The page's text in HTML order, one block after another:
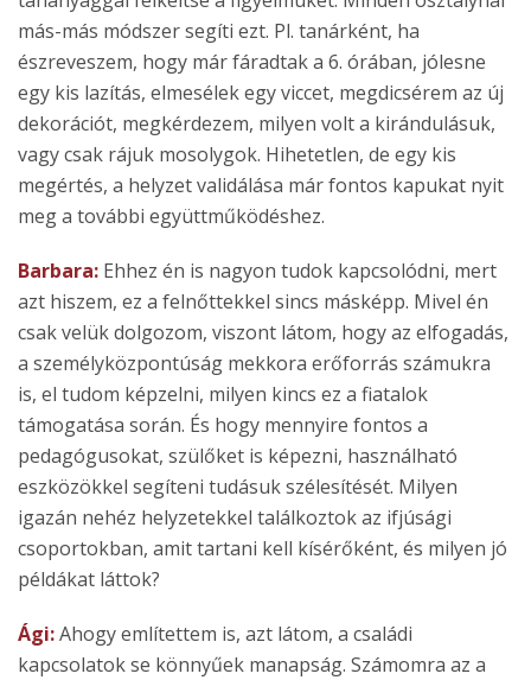
más-más módszer segíti ezt. Pl. tanárként, ha
észreveszem, hogy már fáradtak a 6. órában, jólesne
egy kis lazítás, elmesélek egy viccet, megdicsérem az új
dekorációt, megkérdezem, milyen volt a kirándulásuk,
vagy csak rájuk mosolygok. Hihetetlen, de egy kis
megértés, a helyzet validálása már fontos kapukat nyit
meg a további együttműködéshez.
Barbara: Ehhez én is nagyon tudok kapcsolódni, mert
azt hiszem, ez a felnőttekkel sincs másképp. Mivel én
csak velük dolgozom, viszont látom, hogy az elfogadás,
a személyközpontúság mekkora erőforrás számukra
is, el tudom képzelni, milyen kincs ez a fiatalok
támogatása során. És hogy mennyire fontos a
pedagógusokat, szülőket is képezni, használható
eszközökkel segíteni tudásuk szélesítését. Milyen
igazán nehéz helyzetekkel találkoztok az ifjúsági
csoportokban, amit tartani kell kísérőként, és milyen jó
példákat láttok?
Ági:Ahogy említettem is, azt látom, a családi
kapcsolatok se könnyűek manapság. Számomra az a